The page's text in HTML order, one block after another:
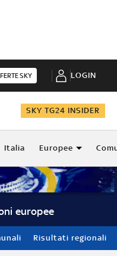
SKY LOGIN
SKY TG24 INSIDER
Italia Europee
europee
Risultati regionali